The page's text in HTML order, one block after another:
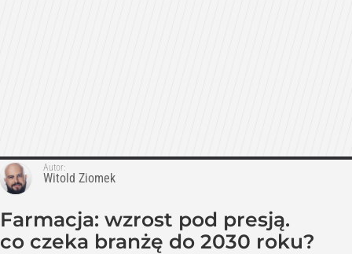
Autor:
Witold Ziomek
Farmacja: wzrost pod presją.
co czeka branżę do 2030 roku?